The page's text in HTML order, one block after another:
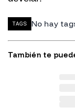
TAGS No hay
También te